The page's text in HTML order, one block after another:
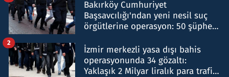
Bakırköy Cumhuriyet
Başsavcılığı'ndan yeni nesil suç
örgütlerine operasyon: 50 şüpheli
İzmir merkezli yasa dışı bahis
operasyonunda 34 gözaltı:
Yaklaşık 2 Milyar liralık para trafiği
2